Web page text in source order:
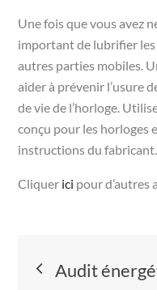
Une fois que vous avez
important de lubrifier les
autres parties mobiles.
aider à prévenir l’usure
de vie de l’horloge.
conçu pour les horloges
instructions du fabricant.
Cliquer ici pour d’autres
Audit